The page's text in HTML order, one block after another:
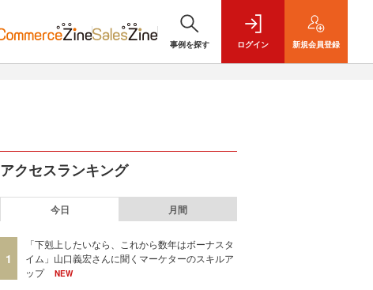
事例を探す ログイン 新規会員登録
アクセスランキング
今日 月間
1
「下剋上したいなら、これから数年はボーナスタ
イム」山口義宏さんに聞くマーケターのスキルア
ップ
NEW